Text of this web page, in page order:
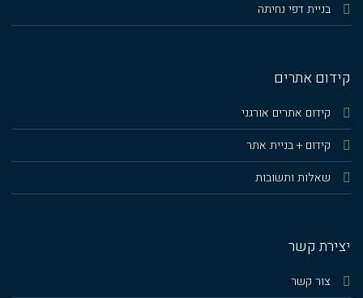
בניית דפי נחיתה
קידום אתרים
קידום אתרים אורגני
קידום + בניית אתר
שאלות ותשובות
יצירת קשר
צור קשר